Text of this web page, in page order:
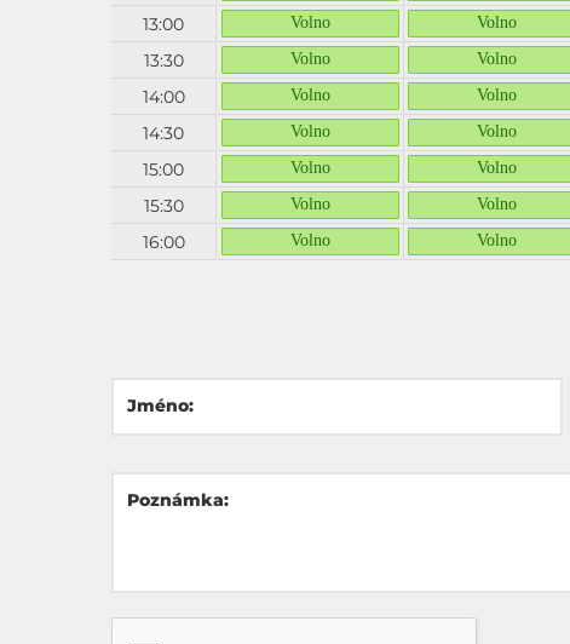
13:00
13:30
14:00
14:30
15:00
15:30
16:00
Volno
Volno
Volno
Volno
Volno
Volno
Volno
Volno
Volno
Volno
Volno
Volno
Volno
Volno
Jméno:
Poznámka: